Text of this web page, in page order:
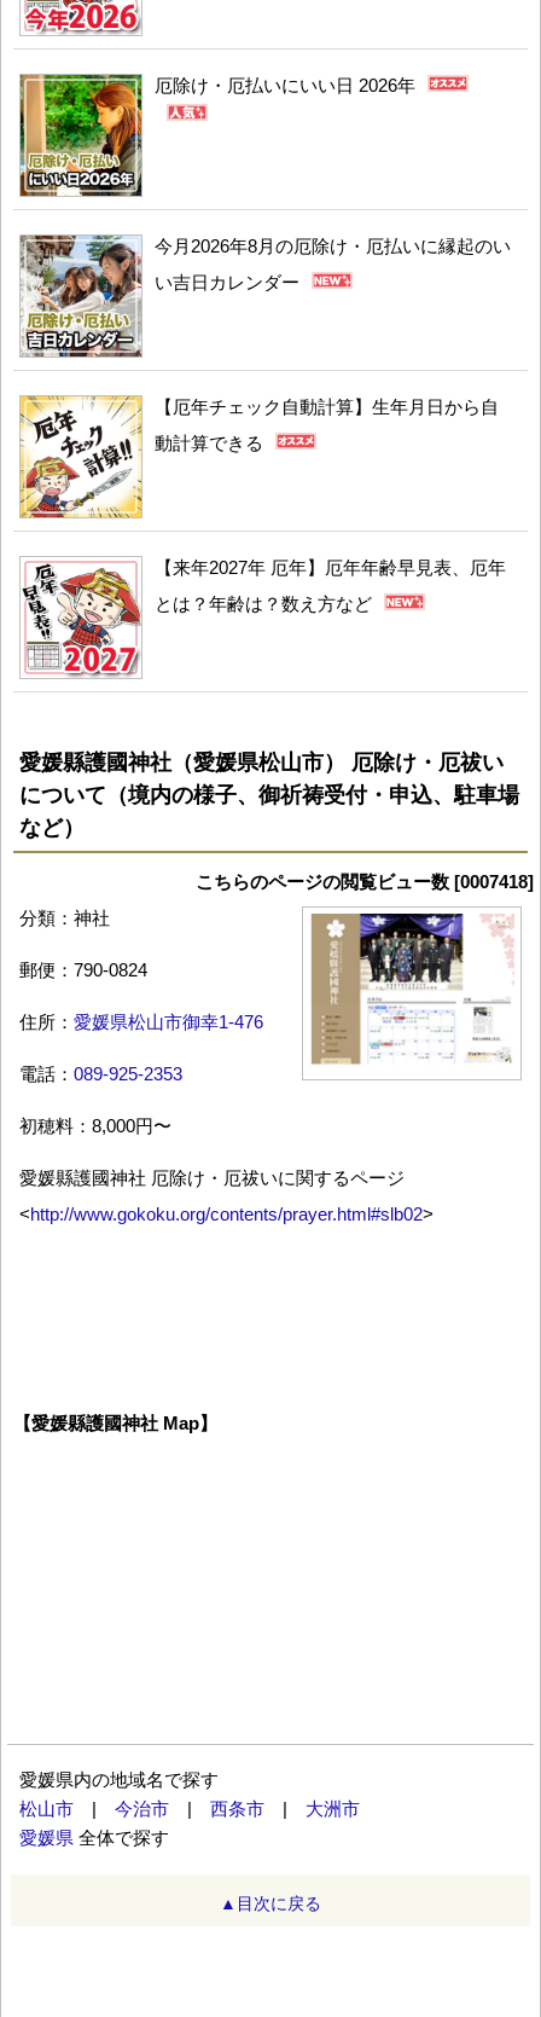
厄除け・厄払いにいい日 2026年
今月2026年8月の厄除け・厄払いに縁起のい
い吉日カレンダー
【厄年チェック自動計算】生年月日から自
動計算できる
【来年2027年 厄年】厄年年齢早見表、厄年
とは？年齢は？数え方など
愛媛縣護國神社（愛媛県松山市） 厄除け・厄祓い
について（境内の様子、御祈祷受付・申込、駐車場
など）
こちらのページの閲覧ビュー数 [0007418]
分類：神社
郵便：790-0824
住所： 愛媛県松山市御幸1-476
電話： 089-925-2353
初穂料：8,000円〜
愛媛縣護國神社 厄除け・厄祓いに関するページ
<http://www.gokoku.org/contents/prayer.html#slb02>
【愛媛縣護國神社 Map】
愛媛県内の地域名で探す
松山市
今治市 西条市
大洲市
愛媛県 全体で探す
▲目次に戻る